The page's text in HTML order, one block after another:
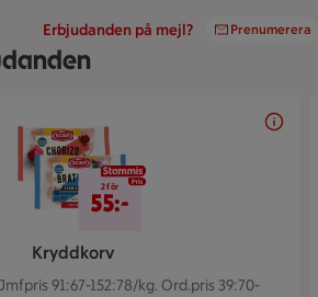
Erbjudanden på mejl? Prenumerera
bilder.
Kryddkorv
Jmfpris 91:67-152:78/kg. Ord.pris 39:70-
2 för 55 kr
2 för
55:-